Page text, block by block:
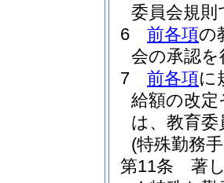
委員会規
6
前各項の
会の承認
7
前各項に
給額の改
は、教育
(特殊勤務
第11条
著